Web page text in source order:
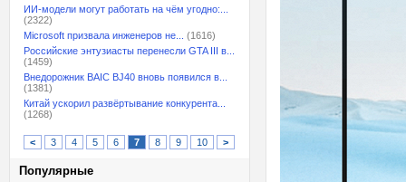
ИИ-модели могут работать на чём угодно:...
(2322)
Microsoft призвала инженеров не...
(1616)
Российские энтузиасты перенесли GTA III в...
(1459)
Внедорожник BAIC BJ40 вновь появился в...
(1381)
Китай ускорил развёртывание конкурента...
(1268)
< 3 4 5 6 7 8 9 10 >
Популярные